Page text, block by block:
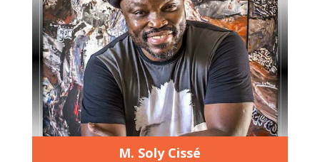
M. Soly Cissé